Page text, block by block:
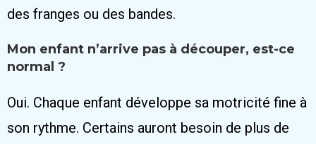
des franges ou des bandes.
Mon enfant n’arrive pas à découper, est-ce
normal ?
Oui. Chaque enfant développe sa motricité fine à
son rythme. Certains auront besoin de plus de